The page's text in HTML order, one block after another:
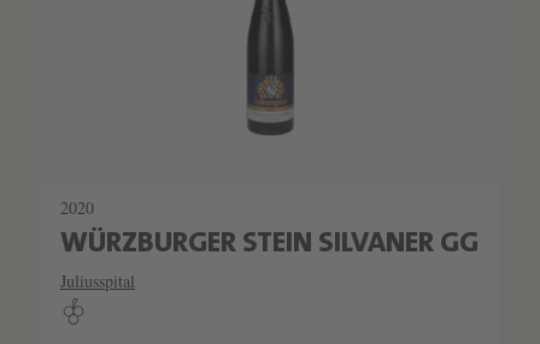
2020
WÜRZBURGER STEIN SILVANER GG
Juliusspital